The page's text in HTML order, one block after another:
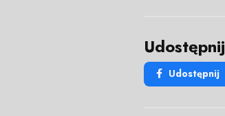
Udostępnij
Udostępnij